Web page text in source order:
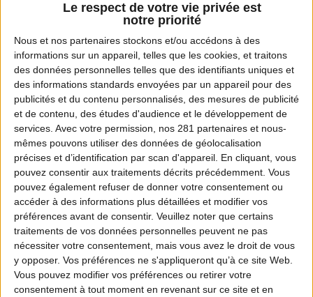
Le respect de votre vie privée est
notre priorité
Nous et nos partenaires stockons et/ou accédons à des
informations sur un appareil, telles que les cookies, et traitons
des données personnelles telles que des identifiants uniques et
des informations standards envoyées par un appareil pour des
publicités et du contenu personnalisés, des mesures de publicité
et de contenu, des études d'audience et le développement de
services. Avec votre permission, nos 281 partenaires et nous-
mêmes pouvons utiliser des données de géolocalisation
précises et d’identification par scan d'appareil. En cliquant, vous
pouvez consentir aux traitements décrits précédemment. Vous
pouvez également refuser de donner votre consentement ou
accéder à des informations plus détaillées et modifier vos
préférences avant de consentir. Veuillez noter que certains
traitements de vos données personnelles peuvent ne pas
nécessiter votre consentement, mais vous avez le droit de vous
y opposer. Vos préférences ne s'appliqueront qu’à ce site Web.
Vous pouvez modifier vos préférences ou retirer votre
consentement à tout moment en revenant sur ce site et en